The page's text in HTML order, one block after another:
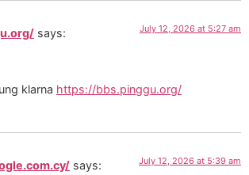
says: July 12, 2026 at 5:27 am
klarna https://bbs.pinggu.org/
says: July 12, 2026 at 5:39 am